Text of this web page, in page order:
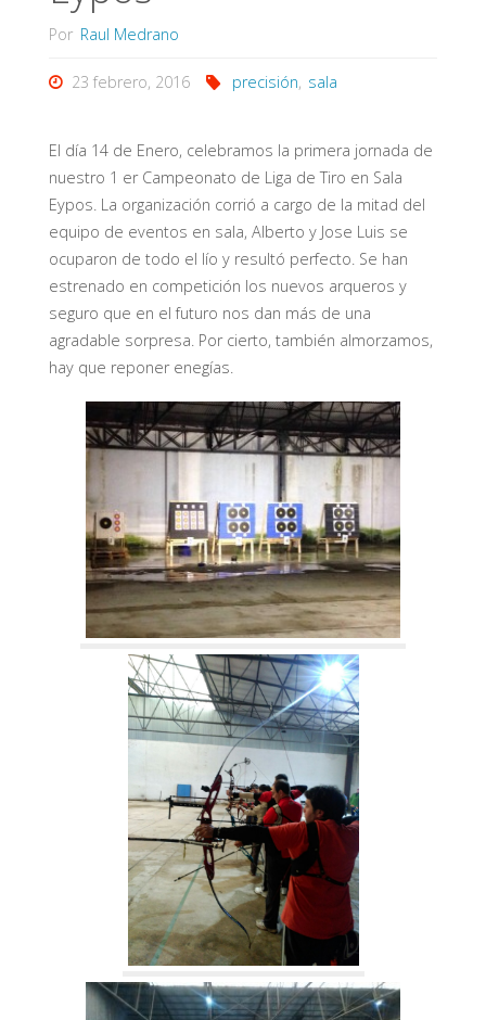
Por Raul Medrano
23 febrero, 2016 precisión, sala
El día 14 de Enero, celebramos la primera jornada de
nuestro 1 er Campeonato de Liga de Tiro en Sala
Eypos. La organización corrió a cargo de la mitad del
equipo de eventos en sala, Alberto y Jose Luis se
ocuparon de todo el lío y resultó perfecto. Se han
estrenado en competición los nuevos arqueros y
seguro que en el futuro nos dan más de una
agradable sorpresa. Por cierto, también almorzamos,
hay que reponer enegías.